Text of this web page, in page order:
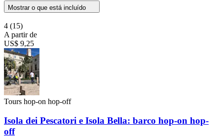
Mostrar o que está incluído
4 (15)
A partir de
US$ 9,25
Tours hop-on hop-off
Isola dei Pescatori e Isola Bella: barco hop-on hop-
off